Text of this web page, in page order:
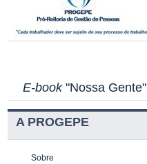
E-book"Nossa Gente"
A PROGEPE
Sobre